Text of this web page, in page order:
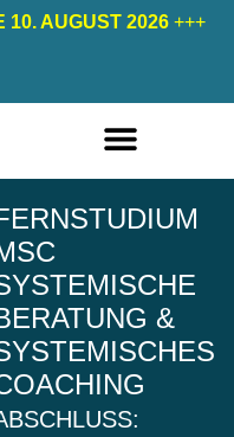
10. AUGUST 2026 +++
&